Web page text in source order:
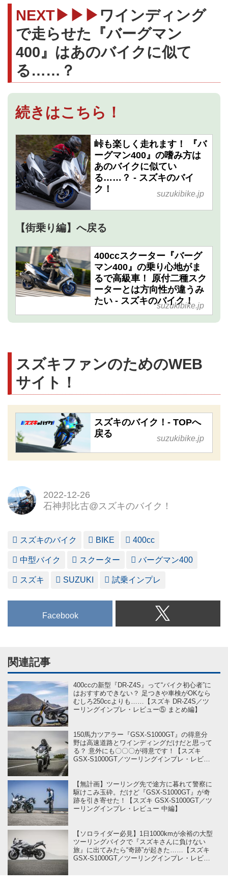
NEXT▶▶▶ ワインディング
で走らせた『バーグマン
400』はあのバイクに似て
る……？
続きはこちら！
峠も楽しく走れます！ 『バ
ーグマン400』の嗜み方は
あのバイクに似てい
る……？ - スズキのバイ
ク！
suzukibike.jp
【街乗り編】へ戻る
400ccスクーター『バーグ
マン400』の乗り心地がま
るで高級車！ 原付二種スク
ーターとは方向性が違うみ
たい - スズキのバイク！
suzukibike.jp
スズキファンのためのWEB
サイト！
スズキのバイク！- TOPへ
戻る
suzukibike.jp
2022-12-26
石神邦比古@スズキのバイク！
スズキのバイク BIKE 400cc
中型バイク スクーター バーグマン400
スズキ SUZUKI 試乗インプレ
Facebook
関連記事
400ccの新型『DR-Z4S』って“バイク初心者”に
はおすすめできない？ 足つきや車検がOKなら
むしろ250ccよりも……【スズキ DR-Z4S／ツ
ーリングインプレ・レビュー⑤ まとめ編】
150馬力ツアラー『GSX-S1000GT』の得意分
野は高速道路とワインディングだけだと思って
る？ 意外にも〇〇〇が得意です！【スズキ
GSX-S1000GT／ツーリングインプレ・レビュ
【無計画】ツーリング先で途方に暮れて警察に
駆けこみ玉砕。だけど『GSX-S1000GT』が奇
跡を引き寄せた！【スズキ GSX-S1000GT／ツ
ーリングインプレ・レビュー 中編】
【ソロライダー必見】1日1000kmが余裕の大型
ツーリングバイクで『スズキさんに負けない
旅』に出てみたら“奇跡”が起きた……【スズキ
GSX-S1000GT／ツーリングインプレ・レビュ